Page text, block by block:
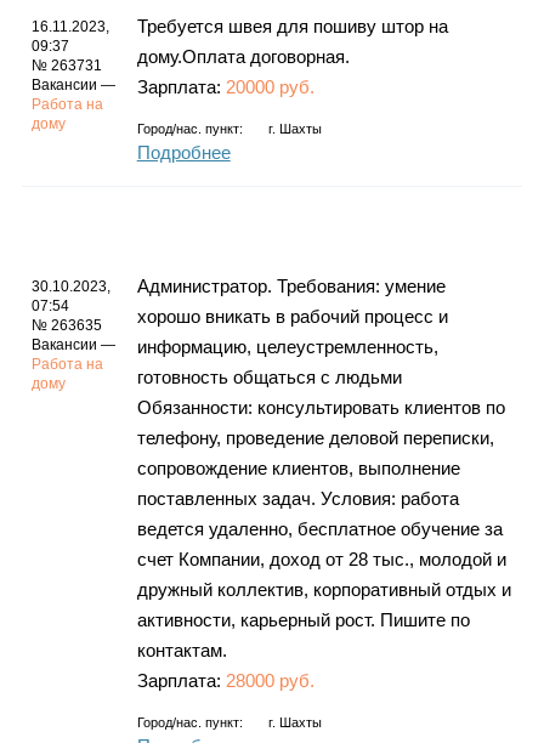
16.11.2023,
09:37
№ 263731
Вакансии —
Работа на
дому
Требуется швея для пошиву штор на
дому.Оплата договорная.
Зарплата: 20000 руб.
Город/нас. пункт: г. Шахты
Подробнее
30.10.2023,
07:54
№ 263635
Вакансии —
Работа на
дому
Администратор. Требования: умение
хорошо вникать в рабочий процесс и
информацию, целеустремленность,
готовность общаться с людьми
Обязанности: консультировать клиентов по
телефону, проведение деловой переписки,
сопровождение клиентов, выполнение
поставленных задач. Условия: работа
ведется удаленно, бесплатное обучение за
счет Компании, доход от 28 тыс., молодой и
дружный коллектив, корпоративный отдых и
активности, карьерный рост. Пишите по
контактам.
Зарплата: 28000 руб.
Город/нас. пункт: г. Шахты